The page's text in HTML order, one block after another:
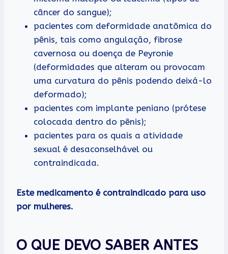
câncer do sangue);
pacientes com deformidade anatômica do
pênis, tais como angulação, fibrose
cavernosa ou doença de Peyronie
(deformidades que alteram ou provocam
uma curvatura do pênis podendo deixá-lo
deformado);
pacientes com implante peniano (prótese
colocada dentro do pênis);
pacientes para os quais a atividade
sexual é desaconselhável ou
contraindicada.
Este medicamento é contraindicado para uso
por mulheres.
O QUE DEVO SABER ANTES